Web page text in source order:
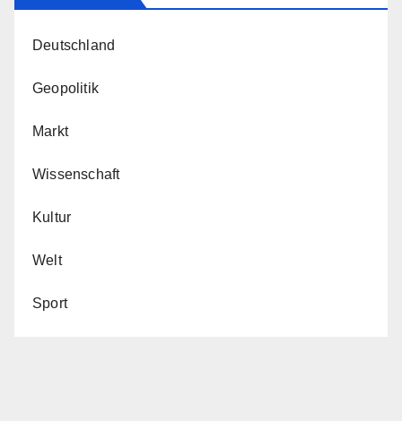
Deutschland
Geopolitik
Markt
Wissenschaft
Kultur
Welt
Sport